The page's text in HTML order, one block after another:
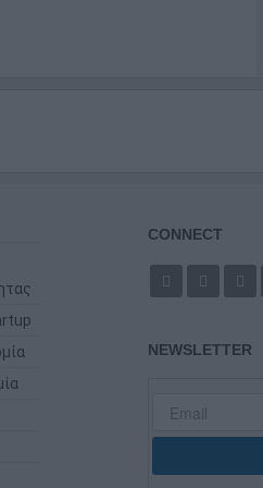
CONNECT
NEWSLETTER